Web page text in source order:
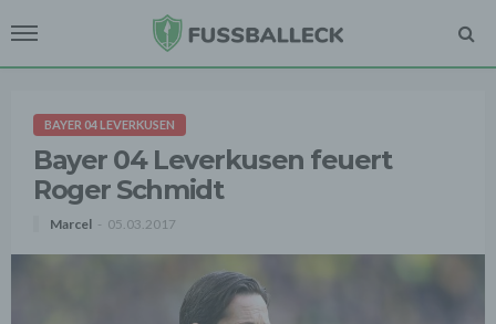
BAYER 04 LEVERKUSEN
Bayer 04 Leverkusen feuert
Roger Schmidt
Marcel 05.03.2017